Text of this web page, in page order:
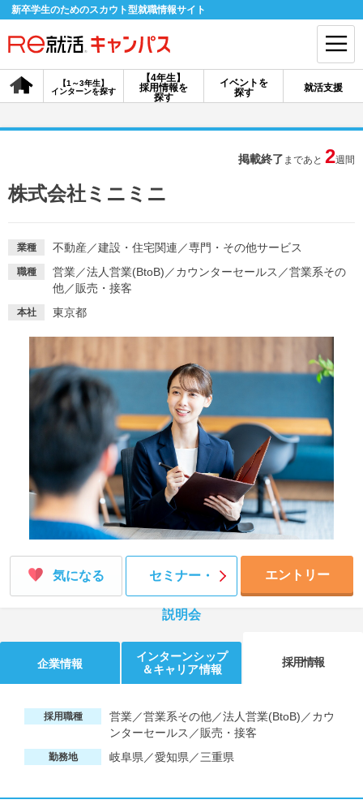
新卒学生のためのスカウト型就職情報サイト
【4年生】
採用情報を
探す
【1～3年生】
インターンを探す
イベントを
探す
就活支援
会員登録 ログイン
採用情報を探す
説明会を探す
インターンを探す
就活支援
就活ノウハウが満載！ お役立ち記事・相談室など
適職診断
あなたに合う仕事を診断！
就活チャンネル
動画で対策講座をチェック
就活ニュースペーパー
就活時事ニュースを更新
よくある質問
不明点があればこちら
掲載終了 まであと 2週間
株式会社ミニミニ
業種 不動産／建設・住宅関連 ／専門・その他サービス
職種 営業／法人営業(BtoB) ／カウンターセールス ／営業系その
他／販売・接客
本社 東京都
気になる セミナー・
説明会
エントリー
企業情報
インターンシップ
＆キャリア情報
採用情報
採用職種
営業／営業系その他／法人営業(BtoB)／カウ
ンターセールス／販売・接客
勤務地 岐阜県／愛知県／三重県